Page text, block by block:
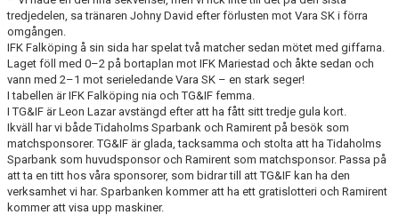
tredjedelen, sa tränaren Johny David efter förlusten mot Vara SK i förra
omgången.
IFK Falköping å sin sida har spelat två matcher sedan mötet med giffarna.
Laget föll med 0–2 på bortaplan mot IFK Mariestad och åkte sedan och
vann med 2–1 mot serieledande Vara SK – en stark seger!
I tabellen är IFK Falköping nia och TG&IF femma.
I TG&IF är Leon Lazar avstängd efter att ha fått sitt tredje gula kort.
Ikväll har vi både Tidaholms Sparbank och Ramirent på besök som
matchsponsorer. TG&IF är glada, tacksamma och stolta att ha Tidaholms
Sparbank som huvudsponsor och Ramirent som matchsponsor. Passa på
att ta en titt hos våra sponsorer, som bidrar till att TG&IF kan ha den
verksamhet vi har. Sparbanken kommer att ha ett gratislotteri och Ramirent
kommer att visa upp maskiner.